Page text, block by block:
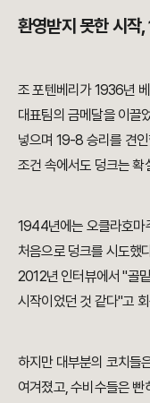
환영받지 못한 시
조 포텐베리가 1936년
대표팀의 금메달을 이끌
넣으며 19-8 승리를 견
조건 속에서도 덩크는 확
1944년에는 오클라호마
처음으로 덩크를 시도했
2012년 인터뷰에서 "골
시작이었던 것 같다"고
하지만 대부분의 코치들
여겨졌고, 수비수들은 빤